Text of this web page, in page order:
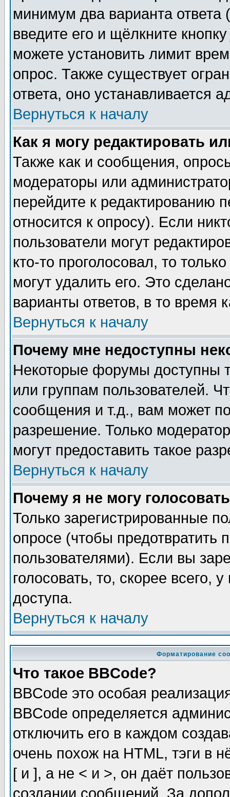
минимум два варианта ответа
введите его и щёлкните
можете установить лимит
опрос. Также существует
ответа, оно устанавливается
Вернуться к началу
Как я могу редактировать
Также как и сообщения,
модераторы или
перейдите к редактированию
относится к опросу). Если
пользователи могут
кто-то проголосовал, то
могут удалить его. Это
варианты ответов, в то время
Вернуться к началу
Почему мне недоступны
Некоторые форумы доступны
или группам пользователей.
сообщения и т.д., вам может
разрешение. Только
могут предоставить такое
Вернуться к началу
Почему я не могу
Только зарегистрированные
опросе (чтобы предотвратить
пользователями). Если вы
голосовать, то, скорее всего,
доступа.
Вернуться к началу
Форматирование
Что такое BBCode?
BBCode это особая
BBCode определяется
отключить его в каждом
очень похож на HTML, тэги в
[ и ], а не < и >, он даёт
создании сообщений. За